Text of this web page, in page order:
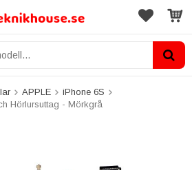
APPLE
iPhone 6S
Hörlursuttag - Mörkgrå